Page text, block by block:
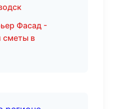
Фасад -
сметы в